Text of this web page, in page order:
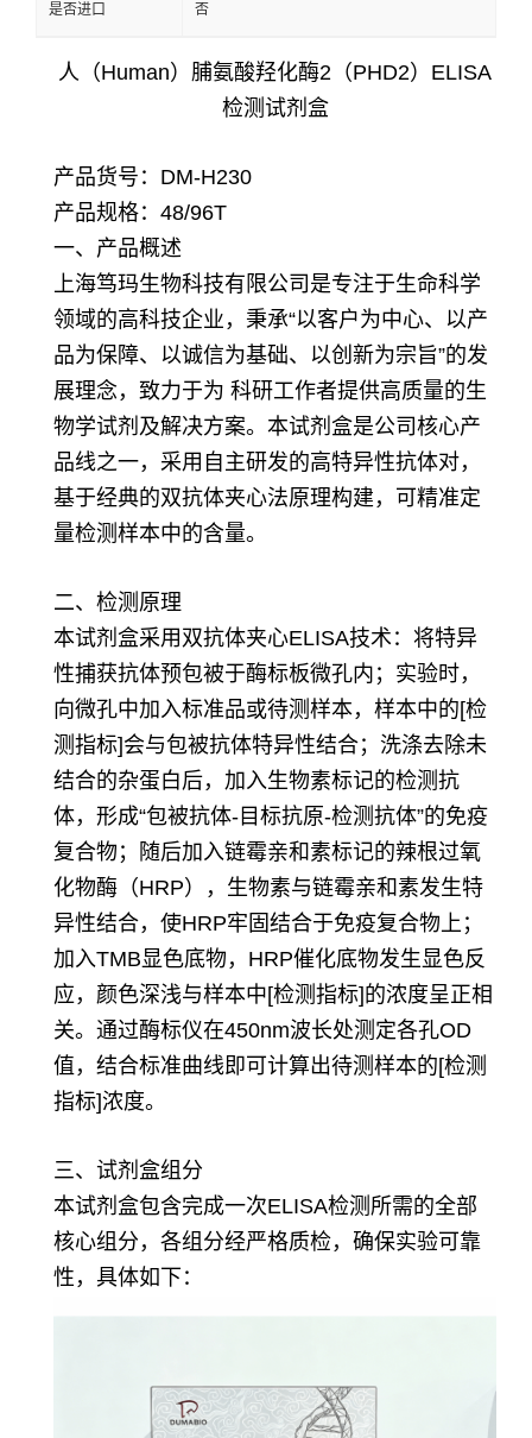
是否进口 否
人（Human）脯氨酸羟化酶2（PHD2）ELISA
检测试剂盒
产品货号：DM-H230
产品规格：48/96T
一、产品概述
上海笃玛生物科技有限公司是专注于生命科学
领域的高科技企业，秉承“以客户为中心、以产
品为保障、以诚信为基础、以创新为宗旨”的发
展理念，致力于为 科研工作者提供高质量的生
物学试剂及解决方案。本试剂盒是公司核心产
品线之一，采用自主研发的高特异性抗体对，
基于经典的双抗体夹心法原理构建，可精准定
量检测样本中的含量。
二、检测原理
本试剂盒采用双抗体夹心ELISA技术：将特异
性捕获抗体预包被于酶标板微孔内；实验时，
向微孔中加入标准品或待测样本，样本中的[检
测指标]会与包被抗体特异性结合；洗涤去除未
结合的杂蛋白后，加入生物素标记的检测抗
体，形成“包被抗体-目标抗原-检测抗体”的免疫
复合物；随后加入链霉亲和素标记的辣根过氧
化物酶（HRP），生物素与链霉亲和素发生特
异性结合，使HRP牢固结合于免疫复合物上；
加入TMB显色底物，HRP催化底物发生显色反
应，颜色深浅与样本中[检测指标]的浓度呈正相
关。通过酶标仪在450nm波长处测定各孔OD
值，结合标准曲线即可计算出待测样本的[检测
指标]浓度。
三、试剂盒组分
本试剂盒包含完成一次ELISA检测所需的全部
核心组分，各组分经严格质检，确保实验可靠
性，具体如下：